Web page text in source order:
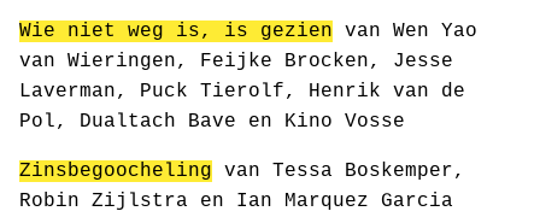
Wie niet weg is, is gezien van Wen Yao
van Wieringen, Feijke Brocken, Jesse
Laverman, Puck Tierolf, Henrik van de
Pol, Dualtach Bave en Kino Vosse
Zinsbegoocheling van Tessa Boskemper,
Robin Zijlstra en Ian Marquez Garcia